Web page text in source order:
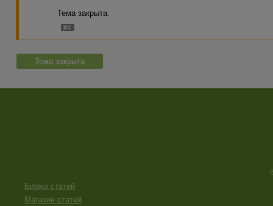
Тема закрыта.
#4
Тема закрыта
Биржа статей
Магазин статей